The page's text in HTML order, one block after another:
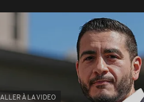
ALLER À LA VIDEO